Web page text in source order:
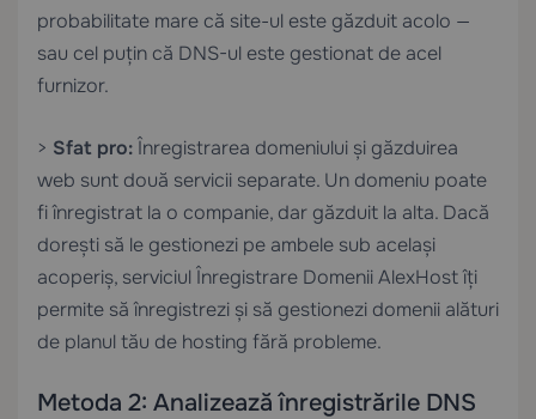
probabilitate mare că site-ul este găzduit acolo —
sau cel puțin că DNS-ul este gestionat de acel
furnizor.
> Sfat pro: Înregistrarea domeniului și găzduirea
web sunt două servicii separate. Un domeniu poate
fi înregistrat la o companie, dar găzduit la alta. Dacă
dorești să le gestionezi pe ambele sub același
acoperiș, serviciul Înregistrare Domenii AlexHostîți
permite să înregistrezi și să gestionezi domenii alături
de planul tău de hosting fără probleme.
Metoda 2: Analizează înregistrările DNS